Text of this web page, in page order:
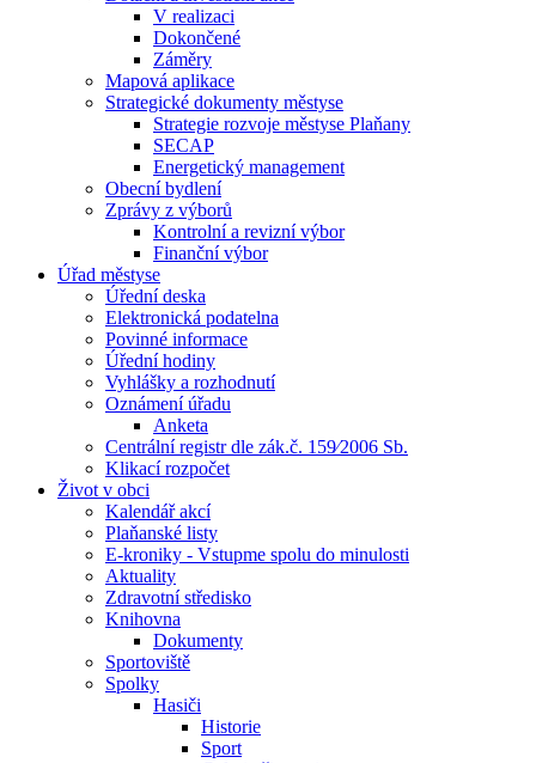
V realizaci
Dokončené
Záměry
Mapová aplikace
Strategické dokumenty městyse
Strategie rozvoje městyse Plaňany
SECAP
Energetický management
Obecní bydlení
Zprávy z výborů
Kontrolní a revizní výbor
Finanční výbor
Úřad městyse
Úřední deska
Elektronická podatelna
Povinné informace
Úřední hodiny
Vyhlášky a rozhodnutí
Oznámení úřadu
Anketa
Centrální registr dle zák.č. 159⁄2006 Sb.
Klikací rozpočet
Život v obci
Kalendář akcí
Plaňanské listy
E-kroniky - Vstupme spolu do minulosti
Aktuality
Zdravotní středisko
Knihovna
Dokumenty
Sportoviště
Spolky
Hasiči
Historie
Sport